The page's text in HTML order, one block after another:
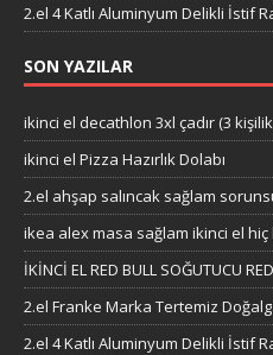
2.el 4 Katlı Aluminyum Delikli İstif
SON YAZILAR
ikinci el decathlon 3xl çadır (3 kişilik
ikinci el Pizza Hazırlık Dolabı
2.el ahşap salıncak sağlam
ikea alex masa sağlam ikinci el
İKİNCİ EL RED BULL SOĞUTUCU
2.el Franke Marka Tertemiz
2.el 4 Katlı Aluminyum Delikli İstif